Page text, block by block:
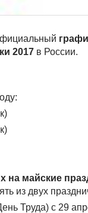
2017 в России.
на майские
из двух
Труда) с 29